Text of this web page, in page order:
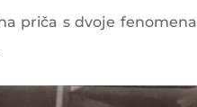
priča s dvoje